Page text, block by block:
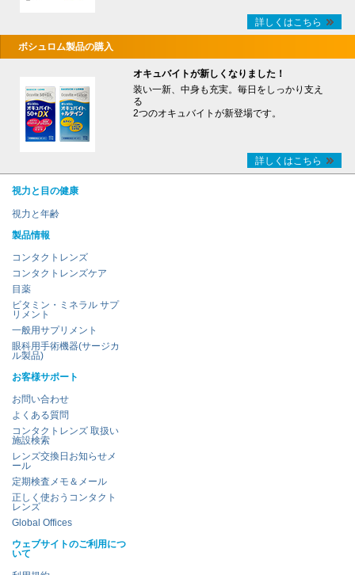
詳しくはこちら
ボシュロム製品の購入
オキュバイトが新しくなりました！
装い一新、中身も充実。毎日をしっかり支え
る
2つのオキュバイトが新登場です。
詳しくはこちら
視力と目の健康
視力と年齢
製品情報
コンタクトレンズ
コンタクトレンズケア
目薬
ビタミン・ミネラル サプ
リメント
一般用サプリメント
眼科用手術機器(サージカ
ル製品)
お客様サポート
お問い合わせ
よくある質問
コンタクトレンズ 取扱い
施設検索
レンズ交換日お知らせメ
ール
定期検査メモ＆メール
正しく使おうコンタクト
レンズ
Global Offices
ウェブサイトのご利用につ
いて